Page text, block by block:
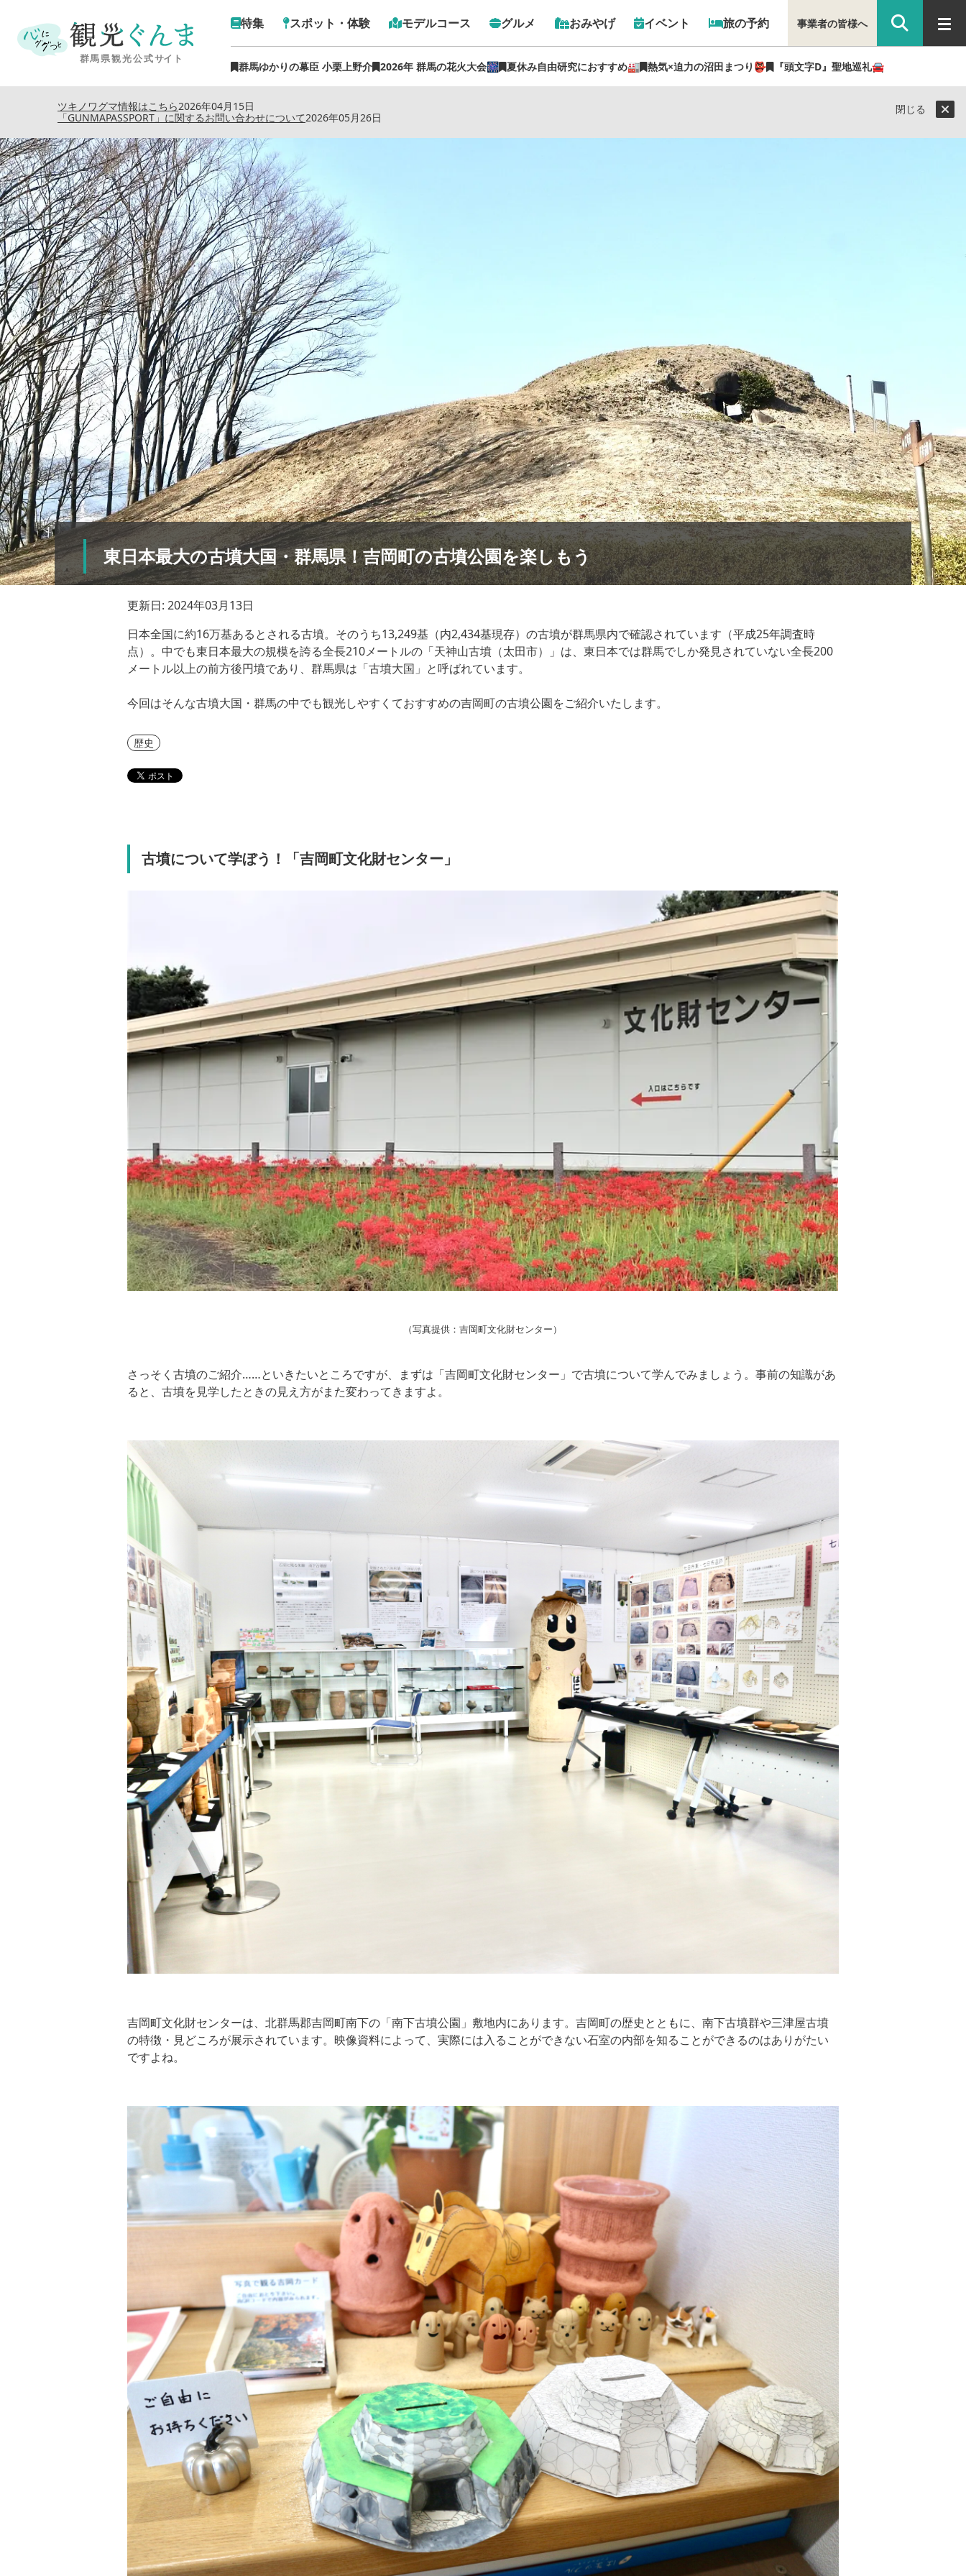
特集 スポット・体験 モデルコース グルメ おみやげ イベント 旅の予約
群馬ゆかりの幕臣 小栗上野介 2026年 群馬の花火大会🎆 夏休み自由研究におすすめ🏭 熱気×迫力の沼田まつり👺 『頭文字D』聖地巡礼🚘
事業者の皆様へ
2026年04月15日
ツキノワグマ情報はこちら
2026年05月26日
「GUNMAPASSPORT」に関するお問い合わせについて
閉じる
東日本最大の古墳大国・群馬県！吉岡町の古墳公園を楽しもう
更新日: 2024年03月13日
日本全国に約16万基あるとされる古墳。そのうち13,249基（内2,434基現存）の古墳が群馬県内で確認されています（平成25年調査時
点）。中でも東日本最大の規模を誇る全長210メートルの「天神山古墳（太田市）」は、東日本では群馬でしか発見されていない全長200
メートル以上の前方後円墳であり、群馬県は「古墳大国」と呼ばれています。
今回はそんな古墳大国・群馬の中でも観光しやすくておすすめの吉岡町の古墳公園をご紹介いたします。
歴史
古墳について学ぼう！「吉岡町文化財センター」
（写真提供：吉岡町文化財センター）
さっそく古墳のご紹介……といきたいところですが、まずは「吉岡町文化財センター」で古墳について学んでみましょう。事前の知識があ
ると、古墳を見学したときの見え方がまた変わってきますよ。
吉岡町文化財センターは、北群馬郡吉岡町南下の「南下古墳公園」敷地内にあります。吉岡町の歴史とともに、南下古墳群や三津屋古墳
の特徴・見どころが展示されています。映像資料によって、実際には入ることができない石室の内部を知ることができるのはありがたい
ですよね。